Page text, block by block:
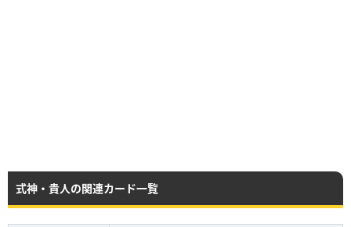
式神・貴人の関連カード一覧